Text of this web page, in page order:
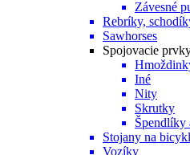
Závesné
Rebríky,
Sawhorses
Spojovacie
Iné
Nity
Skrutky
Špendlíky
Stojany na
Vozíky